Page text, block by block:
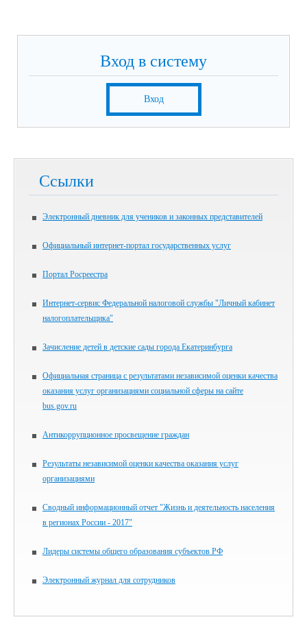
Вход в систему
Вход
Ссылки
Электронный дневник для учеников и законных представителей
Официальный интернет-портал государственных услуг
Портал Росреестра
Интернет-сервис Федеральной налоговой службы "Личный кабинет
налогоплательщика"
Зачисление детей в детские сады города Екатеринбурга
Официальная страница с результатами независимой оценки качества
оказания услуг организациями социальной сферы на сайте
bus.gov.ru
Антикоррупционное просвещение граждан
Результаты независимой оценки качества оказания услуг
организациями
Сводный информационный отчет "Жизнь и деятельность населения
в регионах России - 2017"
Лидеры системы общего образования субъектов РФ
Электронный журнал для сотрудников